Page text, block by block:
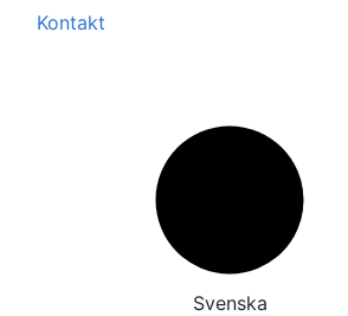
Kontakt
Svenska